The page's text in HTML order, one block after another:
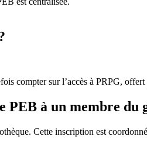
compter sur l’accès à PRPG,
PEB à un membre du
Cette inscription est